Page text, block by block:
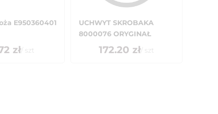
E950360401
zł/ szt
UCHWYT SKROBAKA
8000076 ORYGINAŁ
172.20 zł/ szt